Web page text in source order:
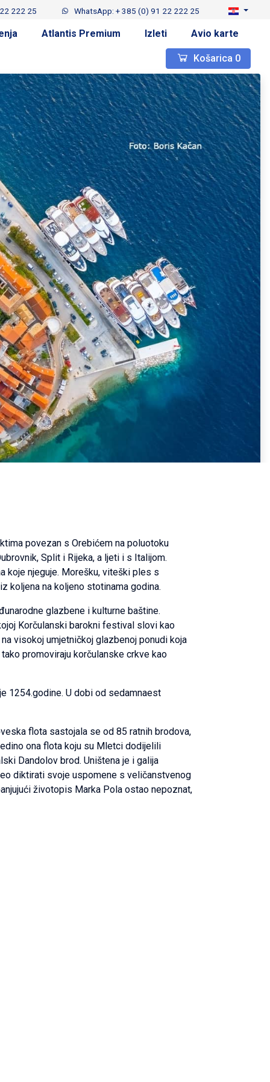
222 25 WhatsApp: + 385 (0) 91 22 222 25
Atlantis Premium Izleti Avio karte
Košarica 0
povezan s Orebićem na poluotoku
Split i Rijeka, a ljeti i s Italijom.
koje njeguje. Morešku, viteški ples s
koljena na koljeno stotinama godina.
glazbene i kulturne baštine.
Korčulanski barokni festival slovi kao
visokoj umjetničkoj glazbenoj ponudi koja
promoviraju korčulanske crkve kao
1254.godine. U dobi od sedamnaest
flota sastojala se od 85 ratnih brodova,
ona flota koju su Mletci dodijelili
Dandolov brod. Uništena je i galija
diktirati svoje uspomene s veličanstvenog
životopis Marka Pola ostao nepoznat,